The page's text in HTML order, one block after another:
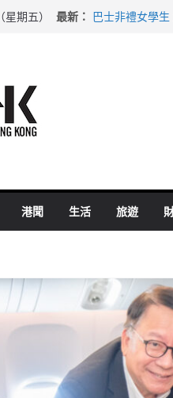
期五） 最新： 巴士非禮女學
港聞 生活 旅遊